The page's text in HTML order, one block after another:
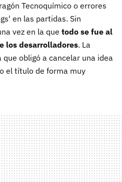
Tecnoquímico o errores
en las partidas. Sin
vez en la que todo se fue al
los desarrolladores. La
que obligó a cancelar una idea
el título de forma muy